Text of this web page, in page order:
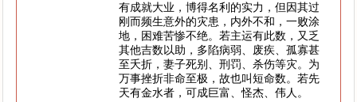
有成就大业，博得名利的实力，但因其过
刚而频生意外的灾患，内外不和，一败涂
地，困难苦惨不绝。若主运有此数，又乏
其他吉数以助，多陷病弱、废疾、孤寡甚
至夭折，妻子死别、刑罚、杀伤等灾。为
万事挫折非命至极，故也叫短命数。若先
天有金水者，可成巨富、怪杰、伟人。